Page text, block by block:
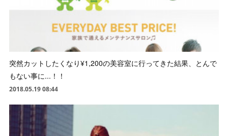
突然カットしたくなり¥1,200の美容室に行ってきた結果、とんで
もない事に...！！
2018.05.19 08:44